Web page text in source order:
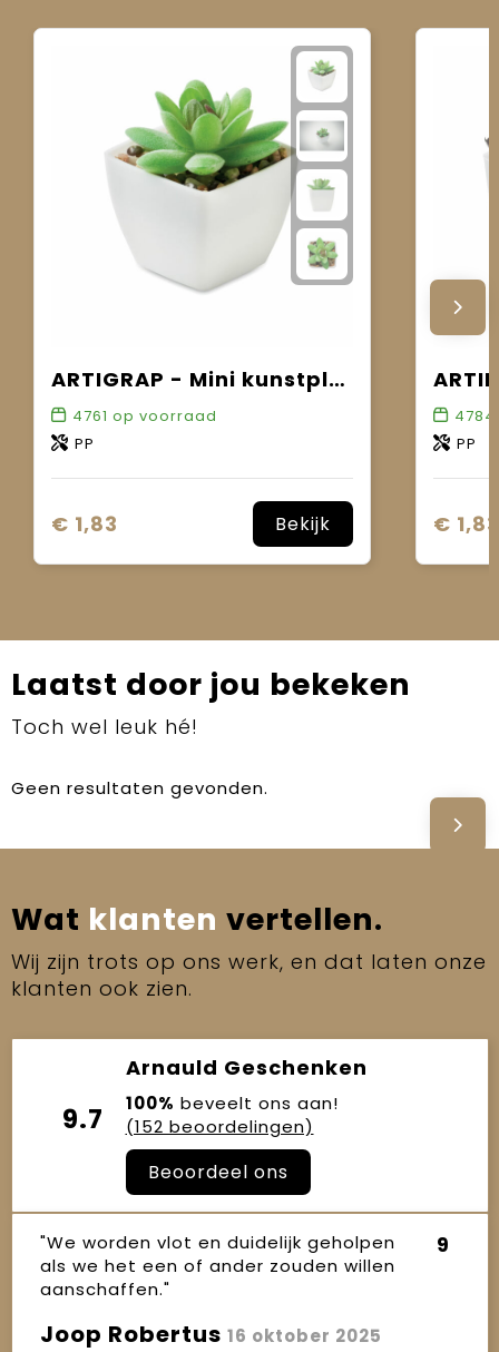
ARTIGRAP - Mini kunstplant
4761 op voorraad
PP
€ 1,83 Bekijk
4784
PP
€ 1,83
Laatst door jou bekeken
Toch wel leuk hé!
Geen resultaten gevonden.
Wat klanten vertellen.
Wij zijn trots op ons werk, en dat laten onze
klanten ook zien.
9.7
Arnauld Geschenken
100% beveelt ons aan!
(152 beoordelingen)
Beoordeel ons
"We worden vlot en duidelijk geholpen
als we het een of ander zouden willen
aanschaffen."
9
Joop Robertus 16 oktober 2025